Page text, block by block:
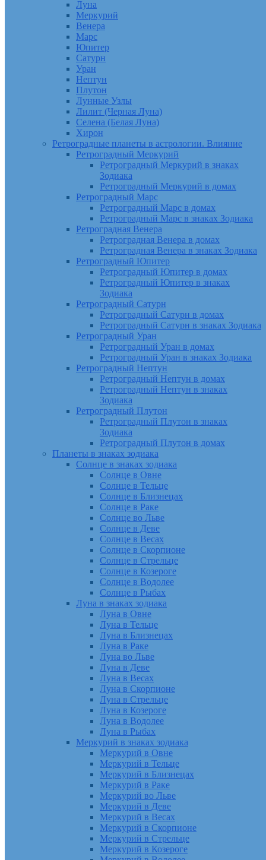
Луна
Меркурий
Венера
Марс
Юпитер
Сатурн
Уран
Нептун
Плутон
Лунные Узлы
Лилит (Черная Луна)
Селена (Белая Луна)
Хирон
Ретроградные планеты в астрологии. Влияние
Ретроградный Меркурий
Ретроградный Меркурий в знаках
Зодиака
Ретроградный Меркурий в домах
Ретроградный Марс
Ретроградный Марс в домах
Ретроградный Марс в знаках Зодиака
Ретроградная Венера
Ретроградная Венера в домах
Ретроградная Венера в знаках Зодиака
Ретроградный Юпитер
Ретроградный Юпитер в домах
Ретроградный Юпитер в знаках
Зодиака
Ретроградный Сатурн
Ретроградный Сатурн в домах
Ретроградный Сатурн в знаках Зодиака
Ретроградный Уран
Ретроградный Уран в домах
Ретроградный Уран в знаках Зодиака
Ретроградный Нептун
Ретроградный Нептун в домах
Ретроградный Нептун в знаках
Зодиака
Ретроградный Плутон
Ретроградный Плутон в знаках
Зодиака
Ретроградный Плутон в домах
Планеты в знаках зодиака
Солнце в знаках зодиака
Солнце в Овне
Солнце в Тельце
Солнце в Близнецах
Солнце в Раке
Солнце во Льве
Солнце в Деве
Солнце в Весах
Солнце в Скорпионе
Солнце в Стрельце
Солнце в Козероге
Солнце в Водолее
Солнце в Рыбах
Луна в знаках зодиака
Луна в Овне
Луна в Тельце
Луна в Близнецах
Луна в Раке
Луна во Льве
Луна в Деве
Луна в Весах
Луна в Скорпионе
Луна в Стрельце
Луна в Козероге
Луна в Водолее
Луна в Рыбах
Меркурий в знаках зодиака
Меркурий в Овне
Меркурий в Тельце
Меркурий в Близнецах
Меркурий в Раке
Меркурий во Льве
Меркурий в Деве
Меркурий в Весах
Меркурий в Скорпионе
Меркурий в Стрельце
Меркурий в Козероге